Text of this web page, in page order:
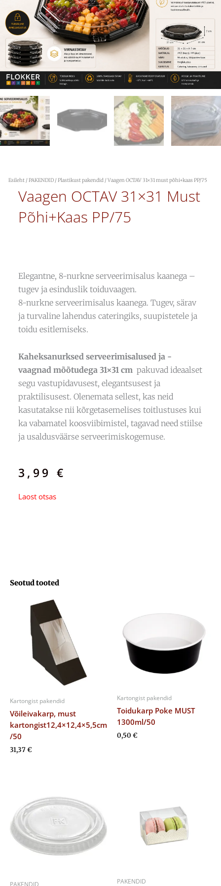
Esileht /PAKENDID /Plastikust pakendid / Vaagen OCTAV 31×31 must põhi+kaas PP/75
Vaagen OCTAV 31×31 Must
Põhi+kaas PP/75
Elegantne, 8-nurkne serveerimisalus kaanega –
tugev ja esinduslik toiduvaagen.
8-nurkne serveerimisalus kaanega. Tugev, särav
ja turvaline lahendus cateringiks, suupistetele ja
toidu esitlemiseks.
Kaheksanurksed serveerimisalused ja -
vaagnad mõõtudega 31×31 cm pakuvad ideaalset
segu vastupidavusest, elegantsusest ja
praktilisusest. Olenemata sellest, kas neid
kasutatakse nii kõrgetasemelises toitlustuses kui
ka vabamatel koosviibimistel, tagavad need stiilse
ja usaldusväärse serveerimiskogemuse.
3,99 €
Laost otsas
Seotud tooted
Kartongist pakendid
Võileivakarp, must
kartongist12,4×12,4×5,5cm
/50
31,37€
Kartongist pakendid
Toidukarp Poke MUST
1300ml/50
0,50 €
PAKENDID PAKENDID